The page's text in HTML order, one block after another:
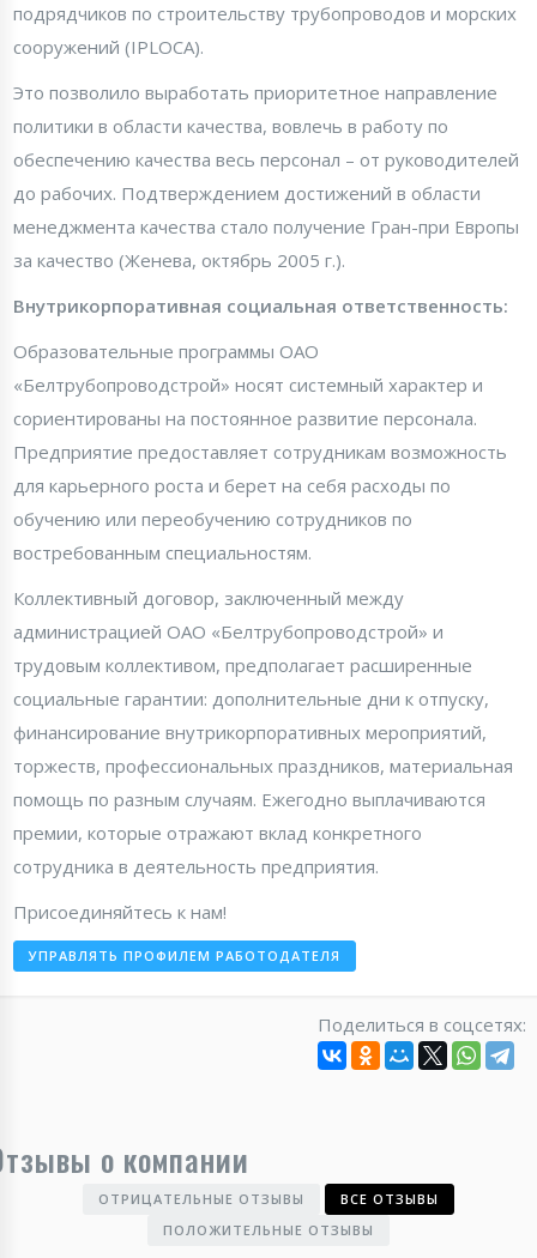
подрядчиков по строительству трубопроводов и морских
сооружений (IPLOCA).
Это позволило выработать приоритетное направление
политики в области качества, вовлечь в работу по
обеспечению качества весь персонал – от руководителей
до рабочих. Подтверждением достижений в области
менеджмента качества стало получение Гран-при Европы
за качество (Женева, октябрь 2005 г.).
Внутрикорпоративная социальная ответственность:
Образовательные программы ОАО
«Белтрубопроводстрой» носят системный характер и
сориентированы на постоянное развитие персонала.
Предприятие предоставляет сотрудникам возможность
для карьерного роста и берет на себя расходы по
обучению или переобучению сотрудников по
востребованным специальностям.
Коллективный договор, заключенный между
администрацией ОАО «Белтрубопроводстрой» и
трудовым коллективом, предполагает расширенные
социальные гарантии: дополнительные дни к отпуску,
финансирование внутрикорпоративных мероприятий,
торжеств, профессиональных праздников, материальная
помощь по разным случаям. Ежегодно выплачиваются
премии, которые отражают вклад конкретного
сотрудника в деятельность предприятия.
Присоединяйтесь к нам!
УПРАВЛЯТЬ ПРОФИЛЕМ РАБОТОДАТЕЛЯ
Поделиться в соцсетях:
о компании
ОТРИЦАТЕЛЬНЫЕ ОТЗЫВЫ
ВСЕ ОТЗЫВЫ
ПОЛОЖИТЕЛЬНЫЕ ОТЗЫВЫ